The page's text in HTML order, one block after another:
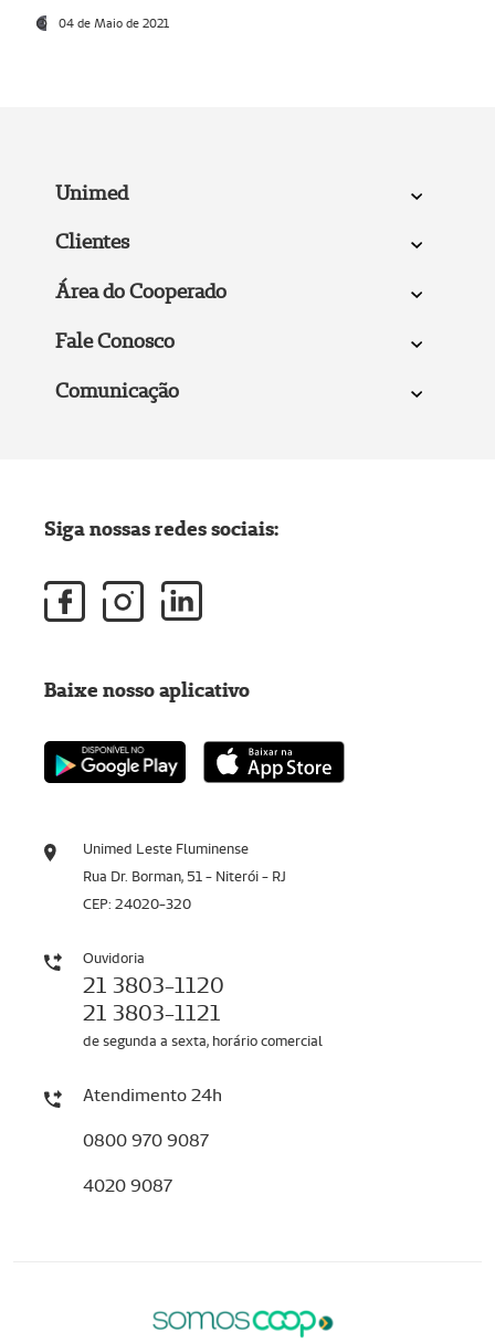
04 de Maio de 2021
Unimed
Clientes
Área do Cooperado
Fale Conosco
Comunicação
Unimed Leste Fluminense
Rua Dr. Borman, 51 - Niterói - RJ
CEP: 24020-320
Ouvidoria
21 3803-1120
21 3803-1121
de segunda a sexta, horário comercial
Atendimento 24h
0800 970 9087
4020 9087
Siga nossas redes sociais:
Baixe nosso aplicativo